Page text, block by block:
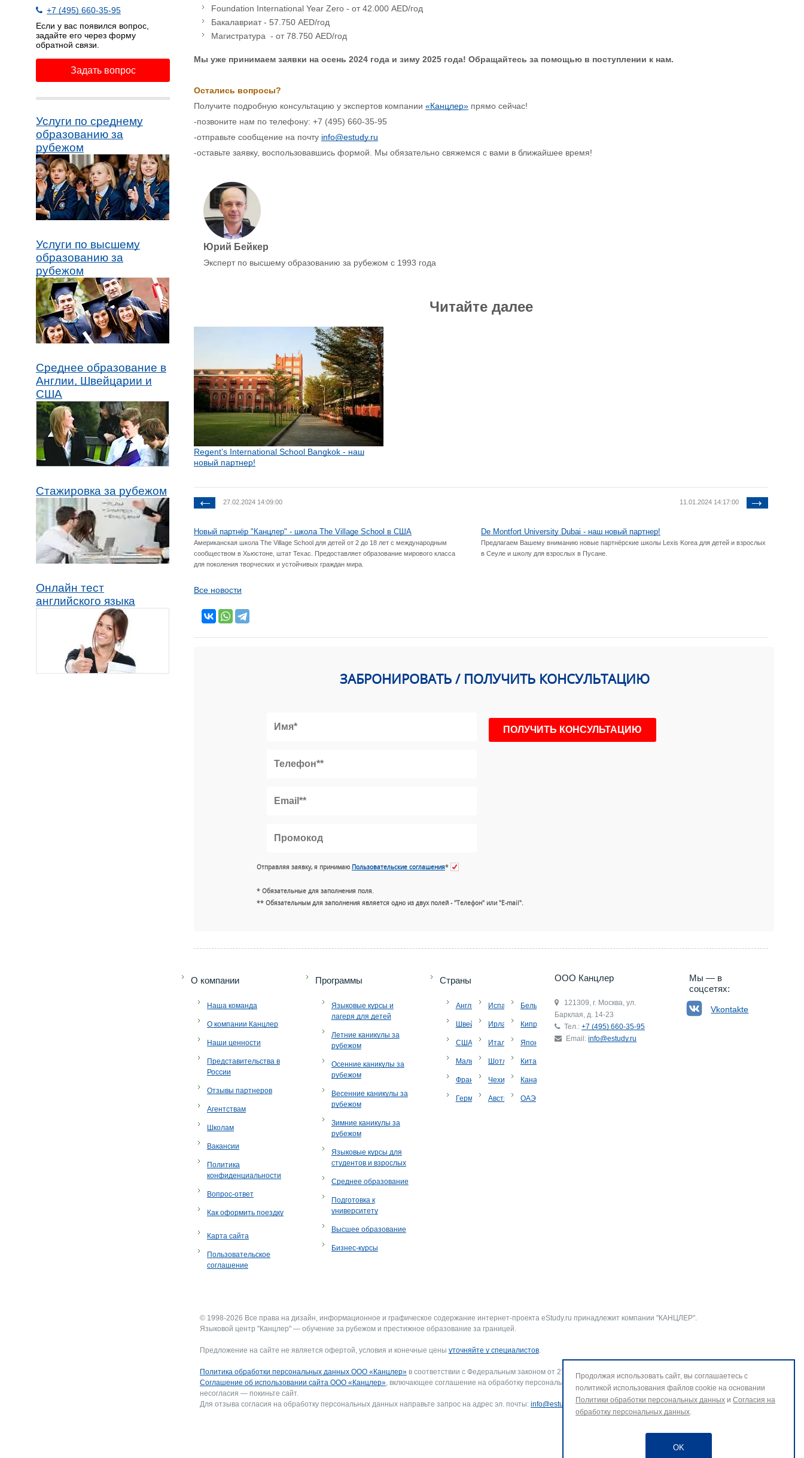
+7 (495) 660-35-95
Если у вас появился вопрос,
задайте его через форму
обратной связи.
Задать вопрос
Услуги по среднему
образованию за
рубежом
Услуги по высшему
образованию за
рубежом
Среднее образование в
Англии, Швейцарии и
США
Стажировка за рубежом
Онлайн тест
английского языка
Foundation International Year Zero - от42.000 AED/год
Бакалавриат - 57.750 AED/год
Магистратура - от78.750 AED/год
Мы уже принимаем заявки на осень 2024 года и зиму 2025 года! Обращайтесь за помощью в поступлении к нам.
Остались вопросы?
Получите подробную консультацию у экспертов компании «Канцлер» прямо сейчас!
-позвоните нам по телефону: +7 (495) 660-35-95
-отправьте сообщение на почту info@estudy.ru
-оставьте заявку, воспользовавшись формой. Мы обязательно свяжемся с вами в ближайшее время!
Юрий Бейкер
Эксперт по высшему образованию за рубежом с 1993 года
Читайте далее
Regent’s International School Bangkok - наш
новый партнер!
27.02.2024 14:09:00
Новый партнёр "Канцлер" - школа The Village School в США
Американская школа The Village School для детей от 2 до 18 лет с международным
сообществом в Хьюстоне, штат Техас. Предоставляет образование мирового класса
для поколения творческих и устойчивых граждан мира.
11.01.2024 14:17:00
De Montfort University Dubai - наш новый партнер!
Предлагаем Вашему вниманию новые партнёрские школы Lexis Korea для детей и взрослых
в Сеуле и школу для взрослых в Пусане.
Все новости
ЗАБРОНИРОВАТЬ / ПОЛУЧИТЬ КОНСУЛЬТАЦИЮ
Отправляя заявку, я принимаю Пользовательские соглашения*
* Обязательные для заполнения поля.
** Обязательным для заполнения является одно из двух полей - "Телефон" или "E-mail".
+7 (495) 660-35-95
O компании
Наша команда
О компании Канцлер
Наши ценности
Представительства в
России
Отзывы партнеров
Агентствам
Школам
Вакансии
Политика
конфиденциальности
Вопрос-ответ
Как оформить поездку
Карта сайта
Пользовательское
соглашение
Программы
Языковые курсы и
лагеря для детей
Летние каникулы за
рубежом
Осенние каникулы за
рубежом
Весенние каникулы за
рубежом
Зимние каникулы за
рубежом
Языковые курсы для
студентов и взрослых
Среднее образование
Подготовка к
университету
Высшее образование
Бизнес-курсы
Страны
Англия
Швейцария
США
Мальта
Франция
Германия
Испания
Ирландия
Италия
Шотландия
Чехия
Австрия
Бельгия
Кипр
Япония
Китай
Канада
ОАЭ
ООО Канцлер
121309, г. Москва, ул.
Барклая, д. 14-23
Тел.: +7 (495) 660-35-95
Email: info@estudy.ru
Мы — в
соцсетях:
Vkontakte
© 1998-2026 Все права на дизайн, информационное и графическое содержание интернет-проекта eStudy.ru принадлежит компании "КАНЦЛЕР".
Языковой центр "Канцлер" — обучение за рубежом и престижное образование за границей.
Предложение на сайте не является офертой, условия и конечные цены уточняйте у специалистов
Политика обработки персональных данных ООО «Канцлер» в соответствии с Федеральным законом от 27.07.2006 г. № 152-ФЗ «О персональных данных».
Соглашение об использовании сайта ООО «Канцлер» , включающее соглашение на обработку персональных данных и использование файлов cookie. В случае
несогласия — покиньте сайт.
Для отзыва согласия на обработку персональных данных направьте запрос на адрес эл. почты: info@estudy.ru.
Продолжая использовать сайт, вы соглашаетесь с
политикой использования файлов cookie на основании
Политики обработки персональных данных и Согласия на
обработку персональных данных.
OK